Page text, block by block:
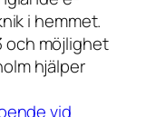
i hemmet.
och möjlighet
hjälper
vid